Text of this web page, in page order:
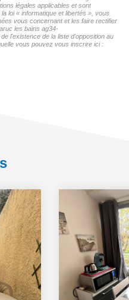
légales applicables et sont
loi « informatique et libertés », vous
vous concernant et les faire rectifier
les bains ag34-
l'existence de la liste d'opposition au
vous pouvez vous inscrire ici :